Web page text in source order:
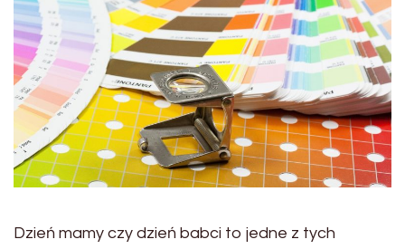
Dzień mamy czy dzień babci to jedne z tych